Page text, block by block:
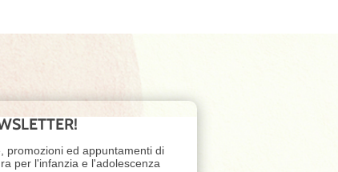
promozioni ed appuntamenti di
per l'infanzia e l'adolescenza